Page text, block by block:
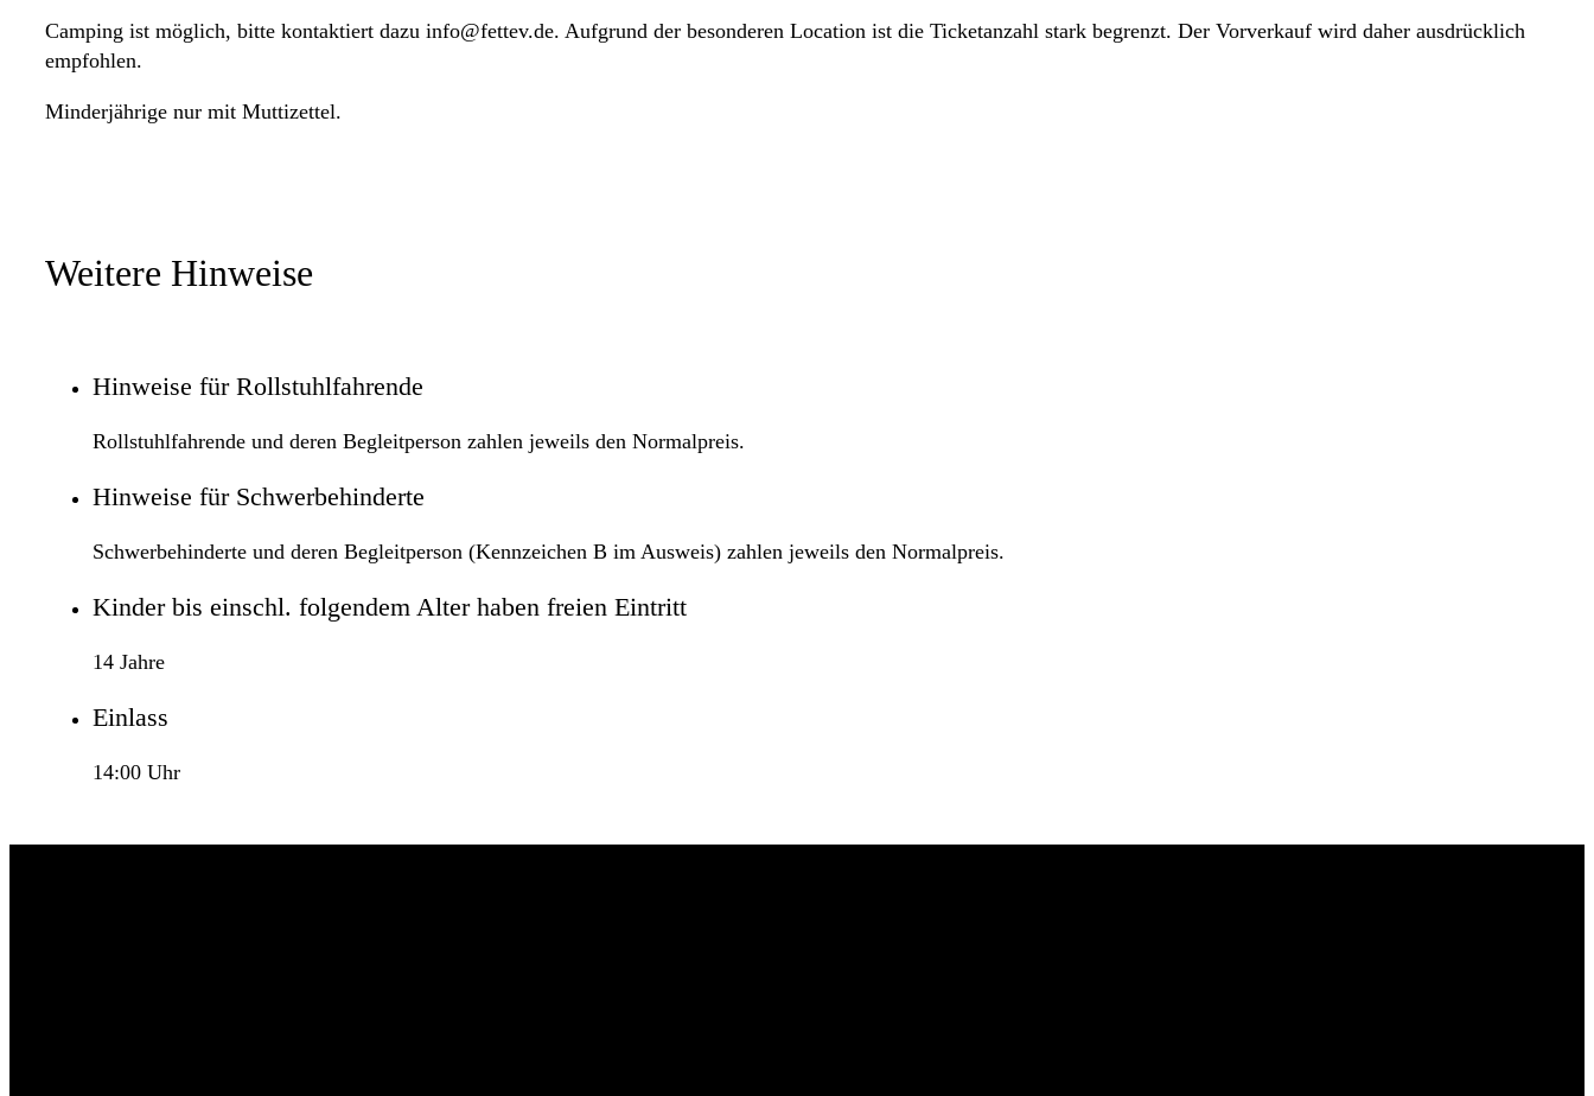
Camping ist möglich, bitte kontaktiert dazu info@fettev.de. Aufgrund der besonderen Location ist die Ticketanzahl stark begrenzt. Der Vorverkauf wird daher ausdrücklich
empfohlen.
Minderjährige nur mit Muttizettel.
Weitere Hinweise
Hinweise für Rollstuhlfahrende
Rollstuhlfahrende und deren Begleitperson zahlen jeweils den Normalpreis.
Hinweise für Schwerbehinderte
Schwerbehinderte und deren Begleitperson (Kennzeichen B im Ausweis) zahlen jeweils den Normalpreis.
Kinder bis einschl. folgendem Alter haben freien Eintritt
14 Jahre
Einlass
14:00 Uhr